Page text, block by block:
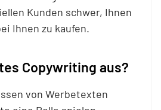
Kunden schwer, Ihnen
Ihnen zu kaufen.
Copywriting aus?
von Werbetexten